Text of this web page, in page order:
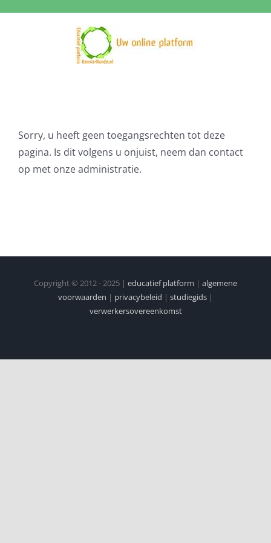
Sorry, u heeft geen toegangsrechten tot deze
pagina. Is dit volgens u onjuist, neem dan contact
op met onze administratie.
Copyright © 2012 - 2025 | educatief platform | algemene
voorwaarden | privacybeleid | studiegids |
verwerkersovereenkomst